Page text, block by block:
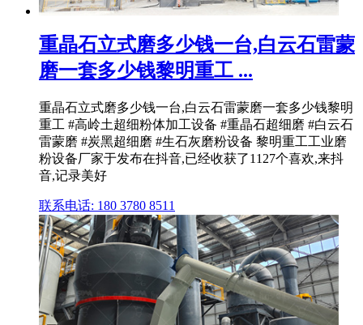
重晶石立式磨多少钱一台,白云石雷蒙
磨一套多少钱黎明重工 ...
重晶石立式磨多少钱一台,白云石雷蒙磨一套多少钱黎明
重工 #高岭土超细粉体加工设备 #重晶石超细磨 #白云石
雷蒙磨 #炭黑超细磨 #生石灰磨粉设备 黎明重工工业磨
粉设备厂家于发布在抖音,已经收获了1127个喜欢,来抖
音,记录美好
联系电话: 180 3780 8511